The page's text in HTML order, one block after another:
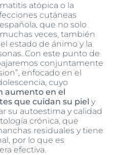
atópica o la
cutáneas
que no solo
veces, también
estado de ánimo y la
Con este punto de
conjuntamente
enfocado en el
cuyo
aumento en el
que cuidan su piel y
su autoestima y calidad
crónica, que
residuales y tiene
por lo que es
efectiva.